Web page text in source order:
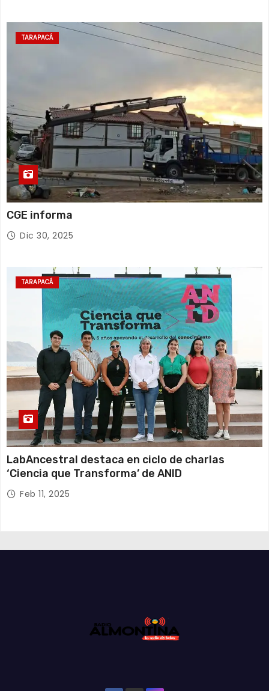
TARAPACÁ
CGE informa
Dic 30, 2025
TARAPACÁ
LabAncestral destaca en ciclo de charlas
‘Ciencia que Transforma’ de ANID
Feb 11, 2025